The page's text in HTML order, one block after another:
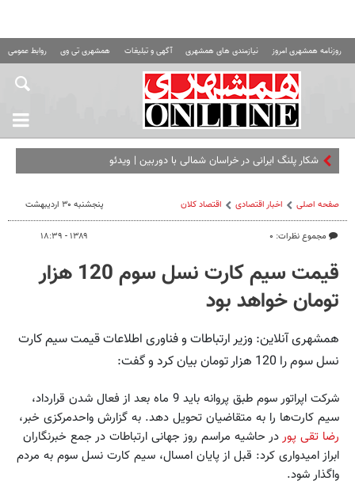
روزنامه همشهری امروز نیازمندی های همشهری آگهی و تبلیغات همشهری تی وی روابط عمومی
شکار پلنگ ایرانی در خراسان‌ شمالی با دوربین | ویدئو
صفحه اصلی اخبار اقتصادی اقتصاد كلان
مجموع نظرات: ۰
پنجشنبه ۳۰ اردیبهشت
۱۳۸۹ - ۱۸:۳۹
قیمت سیم کارت نسل سوم 120 هزار
تومان خواهد بود
همشهری آنلاین: وزیر ارتباطات و فناوری اطلاعات قیمت سیم کارت
نسل سوم را 120 هزار تومان بیان کرد و گفت:
شرکت اپراتور سوم طبق پروانه باید 9 ماه بعد از فعال شدن قرارداد،
سیم کارت‌ها را به متقاضیان تحویل دهد. به گزارش واحدمرکزی خبر،
رضا تقی پوردر حاشیه مراسم روز جهانی ارتباطات در جمع خبرنگاران
ابراز امیدواری کرد: قبل از پایان امسال، سیم کارت نسل سوم به مردم
واگذار شود.